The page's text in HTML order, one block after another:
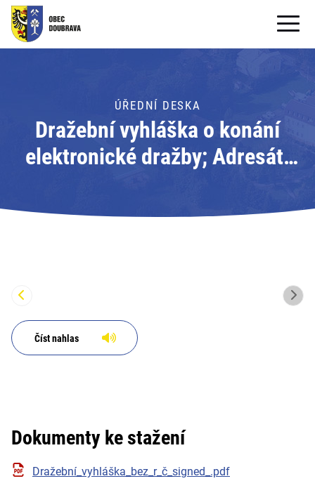
OBECNÍ ÚŘAD
PRO OBČANY
Formuláře ke stažení
PRO TURISTY
ÚŘEDNÍ DESKA
Dražební vyhláška o konání
elektronické dražby; Adresát:
Číst nahlas
Dokumenty ke stažení
Dražební_vyhláška_bez_r_č_signed_.pdf